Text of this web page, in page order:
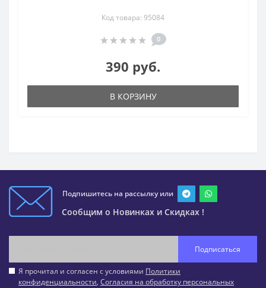
Код товара: 95084
0
390 руб.
В КОРЗИНУ
Подпишитесь на рассылку или
Сообщим о Новинках и Скидках !
Подписаться
Я прочитал и согласен с условиями Политики
конфиденциальности, Согласия на обработку персональных